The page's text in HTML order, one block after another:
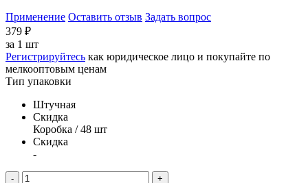
Применение Оставить отзыв Задать вопрос
379 ₽
за 1 шт
Регистрируйтесь как юридическое лицо и покупайте по
мелкооптовым ценам
Тип упаковки
Штучная
Скидка
Коробка / 48 шт
Скидка
-
- +